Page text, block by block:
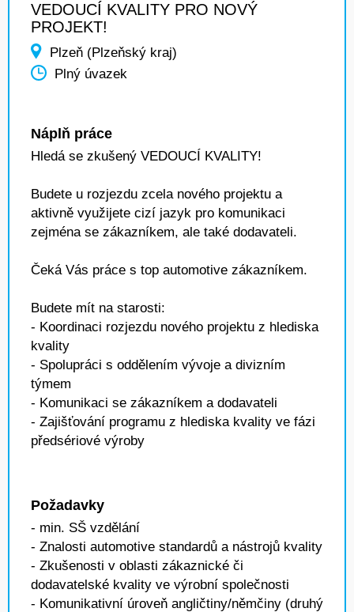
VEDOUCÍ KVALITY PRO NOVÝ
PROJEKT!
Plzeň (Plzeňský kraj)
Plný úvazek
Náplň práce
Hledá se zkušený VEDOUCÍ KVALITY!
Budete u rozjezdu zcela nového projektu a
aktivně využijete cizí jazyk pro komunikaci
zejména se zákazníkem, ale také dodavateli.
Čeká Vás práce s top automotive zákazníkem.
Budete mít na starosti:
- Koordinaci rozjezdu nového projektu z hlediska
kvality
- Spolupráci s oddělením vývoje a divizním
týmem
- Komunikaci se zákazníkem a dodavateli
- Zajišťování programu z hlediska kvality ve fázi
předsériové výroby
Požadavky
- min. SŠ vzdělání
- Znalosti automotive standardů a nástrojů kvality
- Zkušenosti v oblasti zákaznické či
dodavatelské kvality ve výrobní společnosti
- Komunikativní úroveň angličtiny/němčiny (druhý